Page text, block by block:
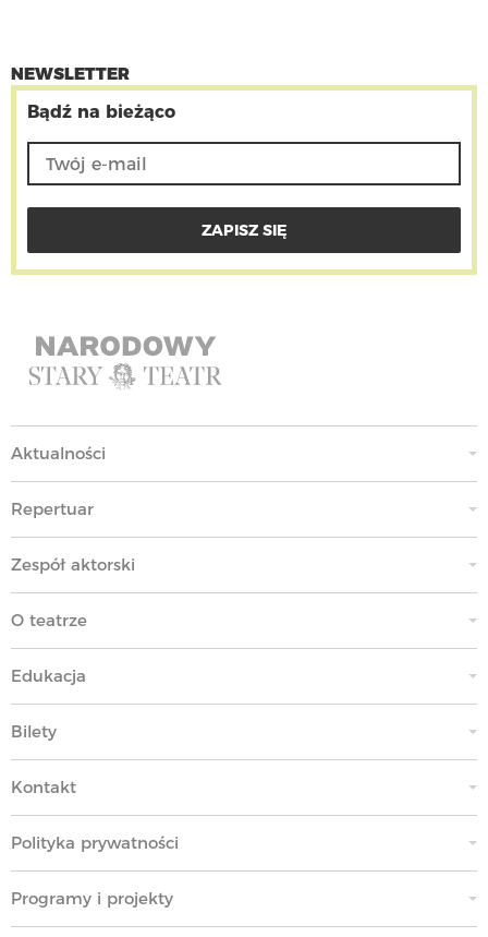
NEWSLETTER
Bądź na bieżąco
Aktualności
Repertuar
Zespół aktorski
O teatrze
Edukacja
Bilety
Kontakt
Polityka prywatności
Programy i projekty